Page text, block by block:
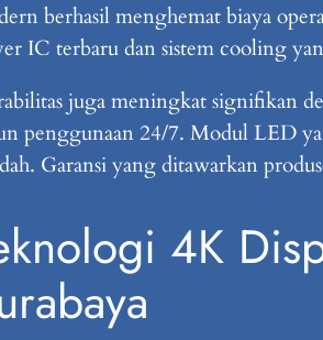
berhasil menghemat biaya
IC terbaru dan sistem cooling
juga meningkat signifikan
penggunaan 24/7. Modul LED
Garansi yang ditawarkan
4K